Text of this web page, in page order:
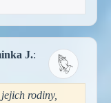
J.:
rodiny,